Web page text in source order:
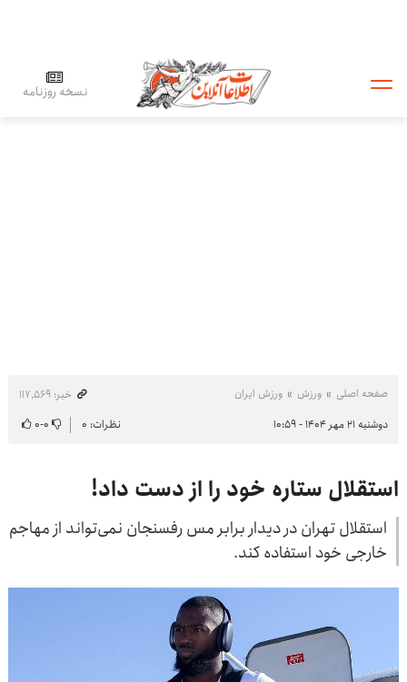
نسخه روزنامه
صفحه اصلی ورزش ورزش ایران
خبر: ۱۱۷٬۵۶۹
دوشنبه ۲۱ مهر ۱۴۰۴ - ۱۰:۵۹
نظرات: ۰ ۰-۰
استقلال ستاره خود را از دست داد!
استقلال تهران‌ در دیدار برابر مس رفسنجان نمی‌تواند از مهاجم
خارجی خود استفاده کند.